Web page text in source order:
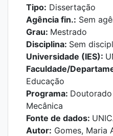
Tipo: Dissertação
Agência fin.: Sem
Grau: Mestrado
Disciplina: Sem
Universidade (IES):
Faculdade/
Educação
Programa:
Mecânica
Fonte de dados:
Autor: Gomes, Maria